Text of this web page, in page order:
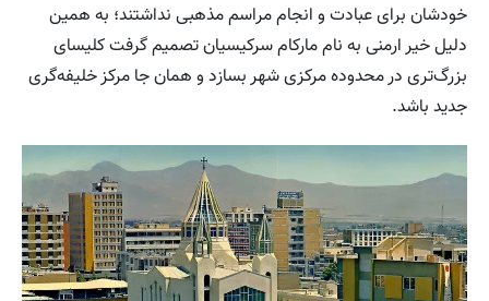
خودشان برای عبادت و انجام مراسم‌ مذهبی نداشتند؛ به همین
دلیل خیر ارمنی به نام مارکام سرکیسیان تصمیم گرفت کلیسای
بزرگ‌تری در محدوده مرکزی شهر بسازد و همان جا مرکز خلیفه‌گری
جدید باشد.